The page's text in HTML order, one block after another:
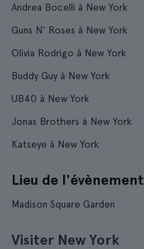
Andrea Bocelli à New York
Guns N' Roses à New York
Olivia Rodrigo à New York
Buddy Guy à New York
UB40 à New York
Jonas Brothers à New York
Katseye à New York
Lieu de l'évènement
Madison Square Garden
Visiter New York